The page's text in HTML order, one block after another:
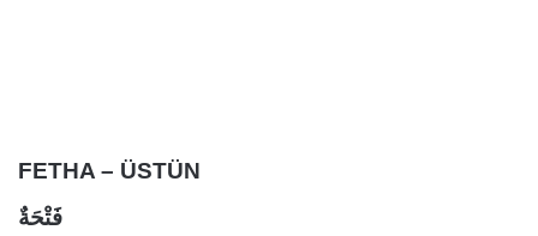
FETHA – ÜSTÜN
فَتْحَةٌ